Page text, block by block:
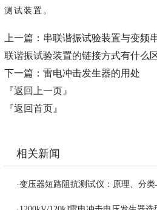
测试装置。
上一篇： 串联谐振试验装置与变频
联谐振试验装置的链接方式有什么
下一篇： 雷电冲击发生器的用处
『返回上一页』
『返回首页』
相关新闻
·变压器短路阻抗测试仪：原理、分